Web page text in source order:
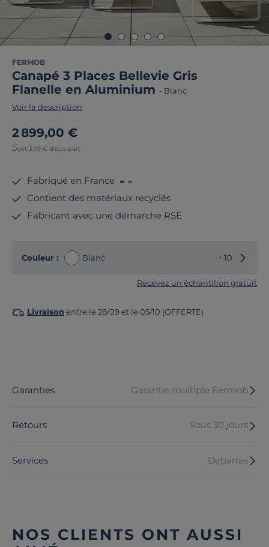
FERMOB
Canapé 3 Places Bellevie Gris
Flanelle en Aluminium - Blanc
Voir la description
2 899,00 €
Dont 3,79 € d'éco-part
Fabriqué en France
Contient des matériaux recyclés
Fabricant avec une démarche RSE
Couleur : Blanc + 10
Recevez un échantillon gratuit
Livraison entre le 28/09 et le 05/10 (OFFERTE)
Garanties Garantie multiple Fermob
Retours Sous 30 jours
Services Débarras
NOS CLIENTS ONT AUSSI